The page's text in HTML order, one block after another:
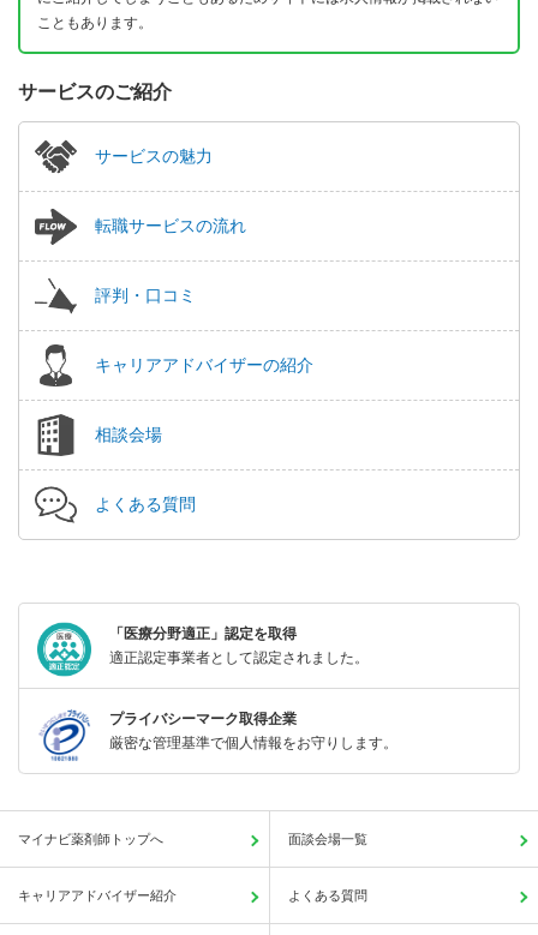
こともあります。
サービスのご紹介
サービスの魅力
転職サービスの流れ
評判・口コミ
キャリアアドバイザーの紹介
相談会場
よくある質問
「医療分野適正」認定を取得
適正認定事業者として認定されました。
プライバシーマーク取得企業
厳密な管理基準で個人情報をお守りします。
マイナビ薬剤師トップへ 面談会場一覧
キャリアアドバイザー紹介 よくある質問